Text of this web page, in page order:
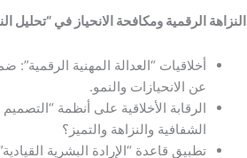
النزاهة الرقمية ومكافحة الانحياز في “تحليل
أخلاقيات “العدالة المهنية الرقمية”:
عن الانحيازات والنمو.
الشفافية والنزاهة والتميز؟
تطبيق قاعدة “الإرادة البشرية